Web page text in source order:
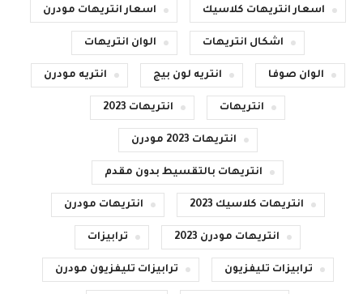
اسعار انتريهات كلاسيك اسعار انتريهات مودرن
اشكال انتريهات الوان انتريهات
الوان صوفا انتريه لون بيج انتريه مودرن
انتريهات انتريهات 2023
انتريهات 2023 مودرن
انتريهات بالتقسيط بدون مقدم
انتريهات كلاسيك 2023 انتريهات مودرن
انتريهات مودرن 2023 ترابيزات
ترابيزات تليفزيون ترابيزات تليفزيون مودرن